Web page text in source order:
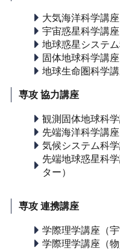
大気海洋科学講座
宇宙惑星科学講座
地球惑星システ
固体地球科学講座
地球生命圏科学
専攻 協力講座
観測固体地球科
先端海洋科学講
気候システム科
先端地球惑星科
ター）
専攻 連携講座
学際理学講座（
学際理学講座（